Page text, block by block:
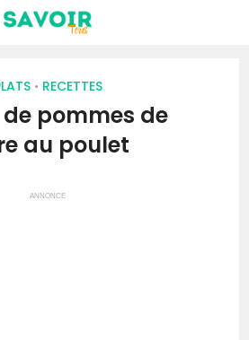
• RECETTES
pommes de
au poulet
ANNONCE